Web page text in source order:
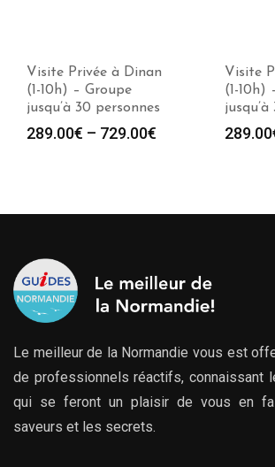
Visite Privée à Dinan
(1-10h) – Groupe
jusqu’à 30 personnes
289.00€ – 729.00€
Visite
(1-10h)
289.00
Le meilleur de la Normandie vous est
de professionnels réactifs, connaissant
qui se feront un plaisir de vous en
saveurs et les secrets.